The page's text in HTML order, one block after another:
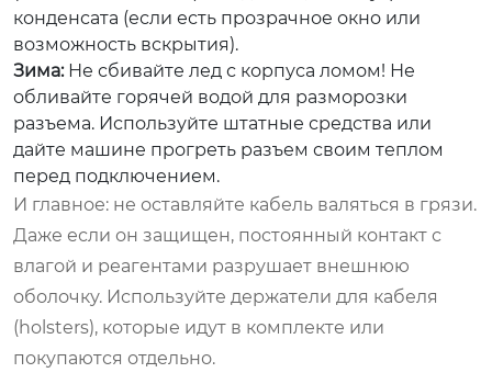
конденсата (если есть прозрачное окно или
возможность вскрытия).
Зима:Не сбивайте лед с корпуса ломом! Не
обливайте горячей водой для разморозки
разъема. Используйте штатные средства или
дайте машине прогреть разъем своим теплом
перед подключением.
И главное: не оставляйте кабель валяться в грязи.
Даже если он защищен, постоянный контакт с
влагой и реагентами разрушает внешнюю
оболочку. Используйте держатели для кабеля
(holsters), которые идут в комплекте или
покупаются отдельно.